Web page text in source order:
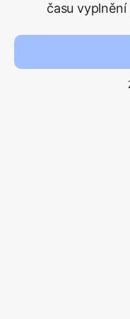
času